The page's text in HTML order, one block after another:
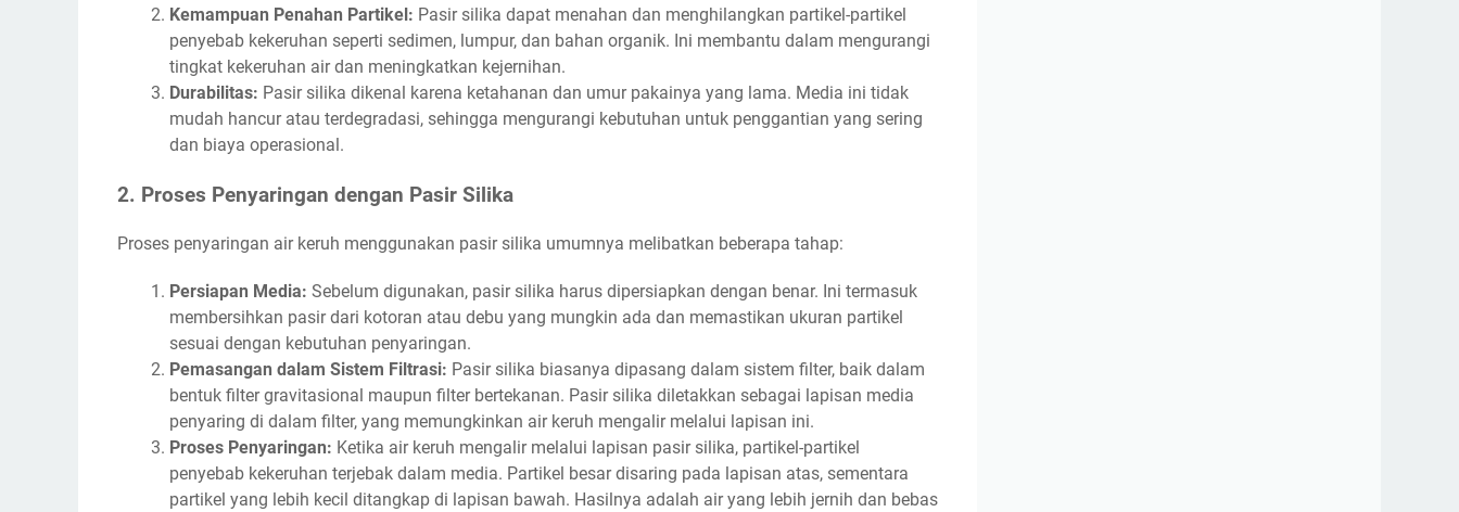
Kemampuan Penahan Partikel: Pasir silika dapat menahan dan menghilangkan partikel-partikel
penyebab kekeruhan seperti sedimen, lumpur, dan bahan organik. Ini membantu dalam mengurangi
tingkat kekeruhan air dan meningkatkan kejernihan.
Durabilitas: Pasir silika dikenal karena ketahanan dan umur pakainya yang lama. Media ini tidak
mudah hancur atau terdegradasi, sehingga mengurangi kebutuhan untuk penggantian yang sering
dan biaya operasional.
2. Proses Penyaringan dengan Pasir Silika
Proses penyaringan air keruh menggunakan pasir silika umumnya melibatkan beberapa tahap:
Persiapan Media: Sebelum digunakan, pasir silika harus dipersiapkan dengan benar. Ini termasuk
membersihkan pasir dari kotoran atau debu yang mungkin ada dan memastikan ukuran partikel
sesuai dengan kebutuhan penyaringan.
Pemasangan dalam Sistem Filtrasi: Pasir silika biasanya dipasang dalam sistem filter, baik dalam
bentuk filter gravitasional maupun filter bertekanan. Pasir silika diletakkan sebagai lapisan media
penyaring di dalam filter, yang memungkinkan air keruh mengalir melalui lapisan ini.
Proses Penyaringan: Ketika air keruh mengalir melalui lapisan pasir silika, partikel-partikel
penyebab kekeruhan terjebak dalam media. Partikel besar disaring pada lapisan atas, sementara
partikel yang lebih kecil ditangkap di lapisan bawah. Hasilnya adalah air yang lebih jernih dan bebas